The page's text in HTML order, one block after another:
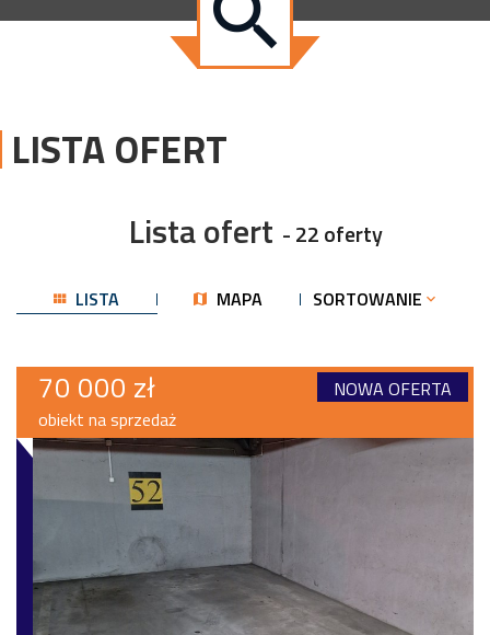
LISTA OFERT
Lista ofert - 22 oferty
LISTA MAPA SORTOWANIE
70 000 zł
NOWA OFERTA
obiekt na sprzedaż